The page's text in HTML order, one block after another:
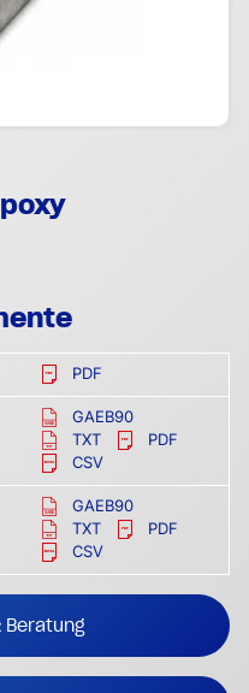
PDF
GAEB90
TXT
PDF
CSV
GAEB90
TXT
PDF
CSV
Beratung